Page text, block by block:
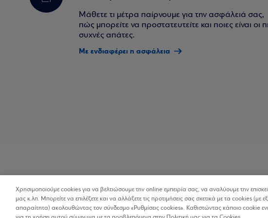
Μάθετε τι μέτρα παίρνουμε για την ασφάλειά σας,
πώς μπορείτε να προστατευτείτε και ποιες είναι οι
συχνές απάτες.
Με ενδιαφέρει η ασφάλεια
Προσβασιμότητα
Χρησιμοποιούμε cookies για να βελτιώσουμε την online εμπειρία σας, να αναλύουμε την
μας κ.λπ. Μπορείτε να επιλέξετε και να αλλάξετε τις προτιμήσεις σας σχετικά με τα cookies (με
απαραίτητα) ακολουθώντας τον σύνδεσμο «Ρυθμίσεις cookies». Καθιστώντας κάποιο cookie